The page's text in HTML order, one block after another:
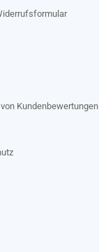
Kundenbewertungen